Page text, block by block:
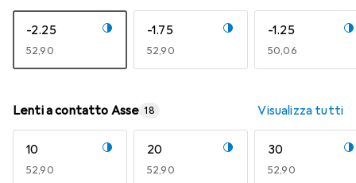
-2.25
EUR
52,90
-1.75
EUR
52,90
-1.25
EUR
50,06
Lenti a contatto Asse 18 Visualizza tutti
10
EUR
52,90
20
EUR
52,90
30
EUR
52,90